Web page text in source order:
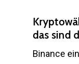
das sind
Binance